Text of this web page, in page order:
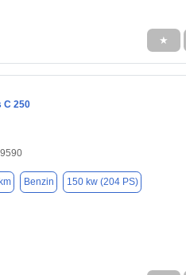
★
C 250
Benzin 150 kw (204 PS)